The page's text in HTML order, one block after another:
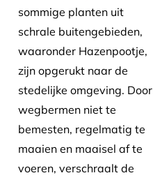
sommige planten uit
schrale buitengebieden,
waaronder Hazenpootje,
zijn opgerukt naar de
stedelijke omgeving. Door
wegbermen niet te
bemesten, regelmatig te
maaien en maaisel af te
voeren, verschraalt de